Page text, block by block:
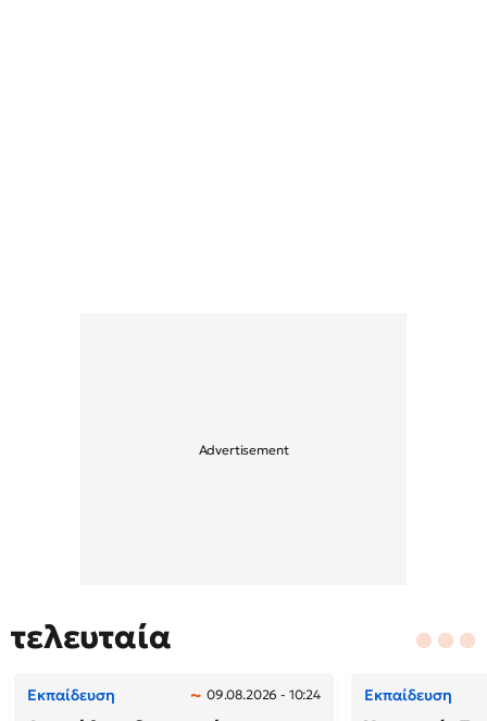
τελευταία
Εκπαίδευση 09.08.2026 - 10:24 Εκπαίδευση